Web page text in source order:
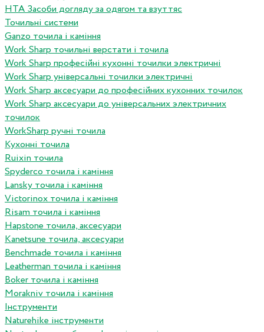
HTA Засоби догляду за одягом та взуттяс
Точильні системи
Ganzo точила і каміння
Work Sharp точильні верстати і точила
Work Sharp професiйнi кухоннi точилки электричнi
Work Sharp унiверсальнi точилки электричнi
Work Sharp аксесуари до професiйних кухонних точилок
Work Sharp аксесуари до унiверсальних электричних
точилок
WorkSharp ручні точила
Кухонні точила
Ruixin точила
Spyderco точила і каміння
Lansky точила і каміння
Victorinox точила і каміння
Risam точила і каміння
Hapstone точила, аксесуари
Kanetsune точила, аксесуари
Benchmade точила і каміння
Leatherman точила і каміння
Boker точила і каміння
Morakniv точила і каміння
Інструменти
Naturehike інструменти